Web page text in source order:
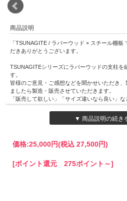
商品説明
「TSUNAGITE / ラバーウッド × スチール棚
だきありがとうございます。
TSUNAGITEシリーズにラバーウッドの支柱を
す。
皆様のご意見・ご感想などを聞かせいただき
ましたら製造・販売させていただきます。
「販売して欲しい」「サイズ違いなら良い」
チールを組み合
▼ 商品説明の続き
価格:25,000円(税込 27,500円)
[ポイント還元 275ポイント～]